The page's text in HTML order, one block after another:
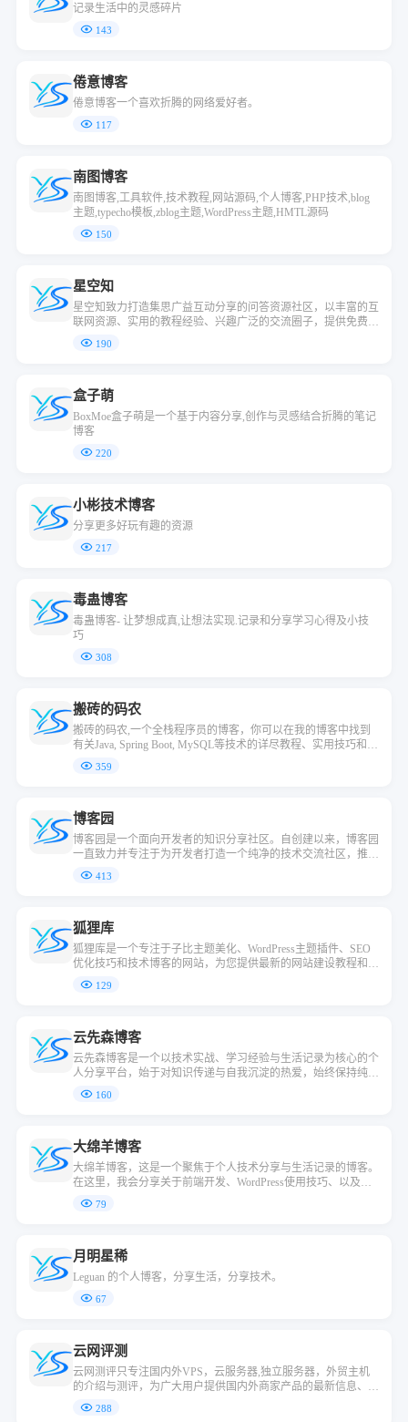
记录生活中的灵感碎片
143
倦意博客
倦意博客一个喜欢折腾的网络爱好者。
117
南图博客
南图博客,工具软件,技术教程,网站源码,个人博客,PHP技术,blog
主题,typecho模板,zblog主题,WordPress主题,HMTL源码
150
星空知
星空知致力打造集思广益互动分享的问答资源社区，以丰富的互
联网资源、实用的教程经验、兴趣广泛的交流圈子，提供免费下
载，学习技术的知识圈。有问题就会有答案，在星空知找到最解
决方法教程和免费全网资源。内容包括有网站搭建、建站源码、
190
盒子萌
BoxMoe盒子萌是一个基于内容分享,创作与灵感结合折腾的笔记
博客
220
小彬技术博客
分享更多好玩有趣的资源
217
毒蛊博客
毒蛊博客- 让梦想成真,让想法实现.记录和分享学习心得及小技
巧
308
搬砖的码农
搬砖的码农,一个全栈程序员的博客，你可以在我的博客中找到
有关Java, Spring Boot, MySQL等技术的详尽教程、实用技巧和疑
难杂症解决，无论你是初学者还是有经验的开发者，我都欢迎你
来访。
359
博客园
博客园是一个面向开发者的知识分享社区。自创建以来，博客园
一直致力并专注于为开发者打造一个纯净的技术交流社区，推动
并帮助开发者通过互联网分享知识，从而让更多开发者从中受
益。博客园的使命是帮助开发者用代码改变世界。
413
狐狸库
狐狸库是一个专注于子比主题美化、WordPress主题插件、SEO
优化技巧和技术博客的网站，为您提供最新的网站建设教程和内
容管理系统相关资讯。欢迎浏览我们的传奇脚本教程和传奇素材
下载，提升您网站的SEO效果和用户体验。
129
云先森博客
云先森博客是一个以技术实战、学习经验与生活记录为核心的个
人分享平台，始于对知识传递与自我沉淀的热爱，始终保持纯粹
的分享初衷。
160
大绵羊博客
大绵羊博客，这是一个聚焦于个人技术分享与生活记录的博客。
在这里，我会分享关于前端开发、WordPress使用技巧、以及编
程心得的点滴。同时，我也记录下生活中的小确幸和成长故事
79
月明星稀
Leguan 的个人博客，分享生活，分享技术。
67
云网评测
云网测评只专注国内外VPS，云服务器,独立服务器，外贸主机
的介绍与测评，为广大用户提供国内外商家产品的最新信息、评
测、优惠码、实用教程等内容。本着绝对中立的态度，以用户的
视角，主机测评网汇集测评全球优质的网络服务器资源，将商家
288